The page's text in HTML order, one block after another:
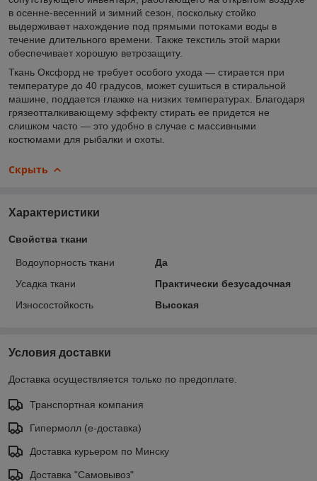
в осенне-весенний и зимний сезон, поскольку стойко
выдерживает нахождение под прямыми потоками воды в
течение длительного времени. Также текстиль этой марки
обеспечивает хорошую ветрозащиту.
Ткань Оксфорд не требует особого ухода — стирается при
температуре до 40 градусов, может сушиться в стиральной
машине, поддается глажке на низких температурах. Благодаря
грязеотталкивающему эффекту стирать ее придется не
слишком часто — это удобно в случае с массивными
костюмами для рыбалки и охоты.
Скрыть
Характеристики
Свойства ткани
Водоупорность ткани
Да
Усадка ткани
Практически безусадочная
Износостойкость
Высокая
Условия доставки
Доставка осуществляется только по предоплате.
Транспортная компания
Гипермолл (е-доставка)
Доставка курьером по Минску
Доставка "Самовывоз"